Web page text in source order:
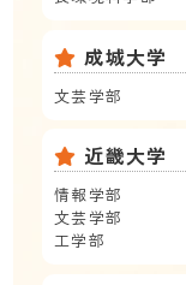
成城大学
文芸学部
近畿大学
情報学部
文芸学部
工学部